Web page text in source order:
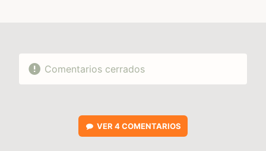
Comentarios cerrados
VER 4 COMENTARIOS